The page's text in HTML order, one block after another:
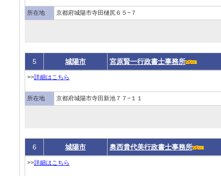
所在地 京都府城陽市寺田樋尻６５−７
5 城陽市 宮原賢一行政書士事務所
>>詳細はこちら
所在地 京都府城陽市寺田新池７７−１１
6 城陽市 奥西貴代美行政書士事務所
>>詳細はこちら